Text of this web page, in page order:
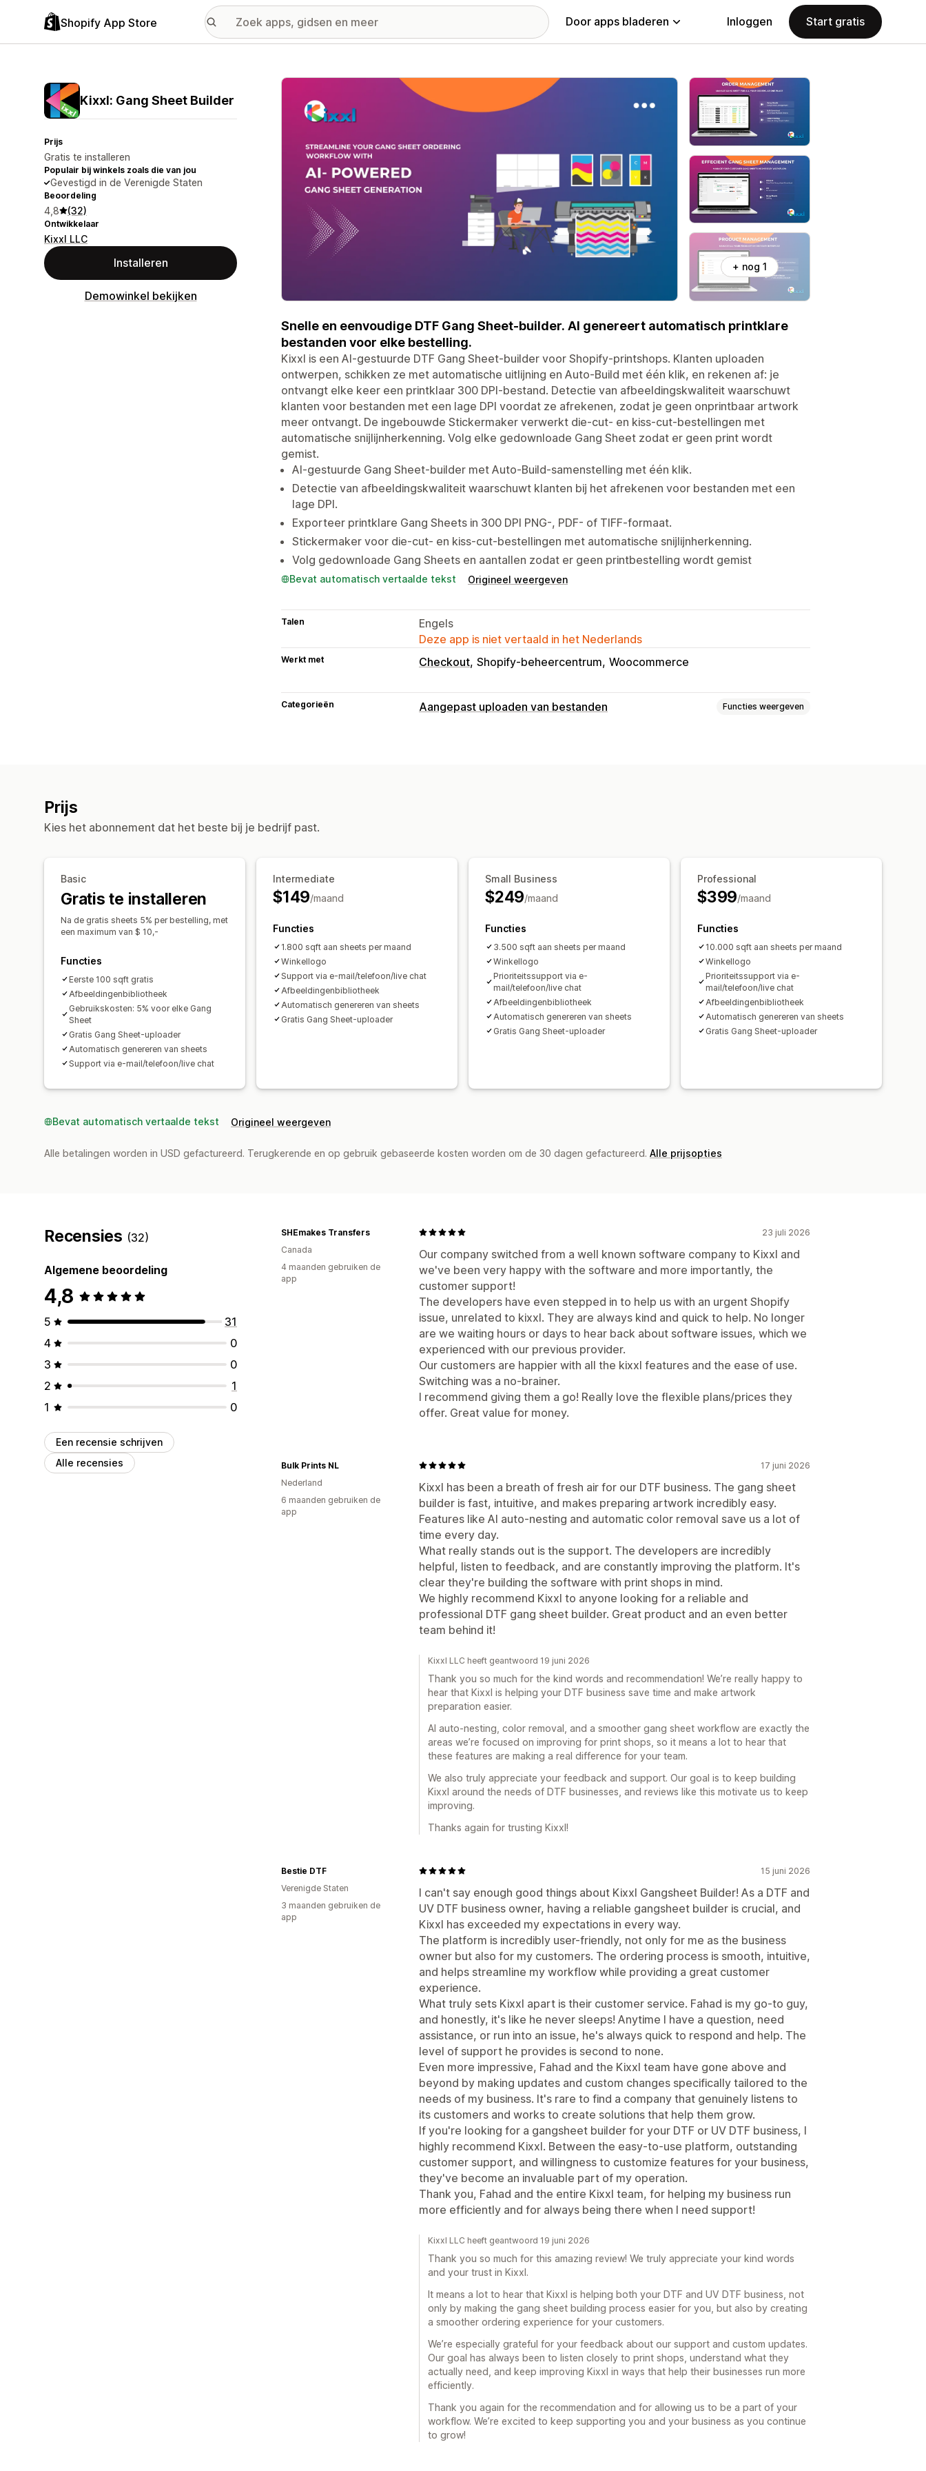
Shopify App Store Door apps bladeren Inloggen Start gratis
Kixxl: Gang Sheet Builder
Prijs
Gratis te installeren
Populair bij winkels zoals die van jou
Gevestigd in de Verenigde Staten
Beoordeling
4,8 (32)
Ontwikkelaar
Kixxl LLC
Installeren
Demowinkel bekijken
Galerij met uitgelichte afbeeldingen
+ nog 1
Snelle en eenvoudige DTF Gang Sheet-builder. AI genereert automatisch printklare
bestanden voor elke bestelling.
Kixxl is een AI-gestuurde DTF Gang Sheet-builder voor Shopify-printshops. Klanten uploaden
ontwerpen, schikken ze met automatische uitlijning en Auto-Build met één klik, en rekenen af: je
ontvangt elke keer een printklaar 300 DPI-bestand. Detectie van afbeeldingskwaliteit waarschuwt
klanten voor bestanden met een lage DPI voordat ze afrekenen, zodat je geen onprintbaar artwork
meer ontvangt. De ingebouwde Stickermaker verwerkt die-cut- en kiss-cut-bestellingen met
automatische snijlijnherkenning. Volg elke gedownloade Gang Sheet zodat er geen print wordt
gemist.
AI-gestuurde Gang Sheet-builder met Auto-Build-samenstelling met één klik.
Detectie van afbeeldingskwaliteit waarschuwt klanten bij het afrekenen voor bestanden met een
lage DPI.
Exporteer printklare Gang Sheets in 300 DPI PNG-, PDF- of TIFF-formaat.
Stickermaker voor die-cut- en kiss-cut-bestellingen met automatische snijlijnherkenning.
Volg gedownloade Gang Sheets en aantallen zodat er geen printbestelling wordt gemist
Bevat automatisch vertaalde tekst Origineel weergeven
Talen
Engels
Deze app is niet vertaald in het Nederlands
Werkt met Checkout Shopify-beheercentrum Woocommerce
Categorieën Aangepast uploaden van bestanden Functies weergeven
Prijs
Kies het abonnement dat het beste bij je bedrijf past.
Basic
Gratis te installeren
Na de gratis sheets 5% per bestelling, met
een maximum van $ 10,-
Functies
Eerste 100 sqft gratis
Afbeeldingenbibliotheek
Gebruikskosten: 5% voor elke Gang
Sheet
Gratis Gang Sheet-uploader
Automatisch genereren van sheets
Support via e-mail/telefoon/live chat
Intermediate
$149/maand
Functies
1.800 sqft aan sheets per maand
Winkellogo
Support via e-mail/telefoon/live chat
Afbeeldingenbibliotheek
Automatisch genereren van sheets
Gratis Gang Sheet-uploader
Small Business
$249/maand
Functies
3.500 sqft aan sheets per maand
Winkellogo
Prioriteitssupport via e-
mail/telefoon/live chat
Afbeeldingenbibliotheek
Automatisch genereren van sheets
Gratis Gang Sheet-uploader
Professional
$399/maand
Functies
10.000 sqft aan sheets per maand
Winkellogo
Prioriteitssupport via e-
mail/telefoon/live chat
Afbeeldingenbibliotheek
Automatisch genereren van sheets
Gratis Gang Sheet-uploader
Bevat automatisch vertaalde tekst Origineel weergeven
Alle betalingen worden in USD gefactureerd. Terugkerende en op gebruik gebaseerde kosten worden om de 30 dagen gefactureerd. Alle prijsopties
Recensies (32)
Algemene beoordeling
4,8
5
31
4
0
3
0
2
1
1
0
Een recensie schrijven
Alle recensies
23 juli 2026
Our company switched from a well known software company to Kixxl and
we've been very happy with the software and more importantly, the
customer support!
The developers have even stepped in to help us with an urgent Shopify
issue, unrelated to kixxl. They are always kind and quick to help. No longer
are we waiting hours or days to hear back about software issues, which we
experienced with our previous provider.
Our customers are happier with all the kixxl features and the ease of use.
Switching was a no-brainer.
I recommend giving them a go! Really love the flexible plans/prices they
offer. Great value for money.
SHEmakes Transfers
Canada
4 maanden gebruiken de
app
17 juni 2026
Kixxl has been a breath of fresh air for our DTF business. The gang sheet
builder is fast, intuitive, and makes preparing artwork incredibly easy.
Features like AI auto-nesting and automatic color removal save us a lot of
time every day.
What really stands out is the support. The developers are incredibly
helpful, listen to feedback, and are constantly improving the platform. It's
clear they're building the software with print shops in mind.
We highly recommend Kixxl to anyone looking for a reliable and
professional DTF gang sheet builder. Great product and an even better
team behind it!
Bulk Prints NL
Nederland
6 maanden gebruiken de
app
Kixxl LLC heeft geantwoord 19 juni 2026
Thank you so much for the kind words and recommendation! We’re really happy to
hear that Kixxl is helping your DTF business save time and make artwork
preparation easier.
AI auto-nesting, color removal, and a smoother gang sheet workflow are exactly the
areas we’re focused on improving for print shops, so it means a lot to hear that
these features are making a real difference for your team.
We also truly appreciate your feedback and support. Our goal is to keep building
Kixxl around the needs of DTF businesses, and reviews like this motivate us to keep
improving.
Thanks again for trusting Kixxl!
15 juni 2026
I can't say enough good things about Kixxl Gangsheet Builder! As a DTF and
UV DTF business owner, having a reliable gangsheet builder is crucial, and
Kixxl has exceeded my expectations in every way.
The platform is incredibly user-friendly, not only for me as the business
owner but also for my customers. The ordering process is smooth, intuitive,
and helps streamline my workflow while providing a great customer
experience.
What truly sets Kixxl apart is their customer service. Fahad is my go-to guy,
and honestly, it's like he never sleeps! Anytime I have a question, need
assistance, or run into an issue, he's always quick to respond and help. The
level of support he provides is second to none.
Even more impressive, Fahad and the Kixxl team have gone above and
beyond by making updates and custom changes specifically tailored to the
needs of my business. It's rare to find a company that genuinely listens to
its customers and works to create solutions that help them grow.
If you're looking for a gangsheet builder for your DTF or UV DTF business, I
highly recommend Kixxl. Between the easy-to-use platform, outstanding
customer support, and willingness to customize features for your business,
they've become an invaluable part of my operation.
Thank you, Fahad and the entire Kixxl team, for helping my business run
more efficiently and for always being there when I need support!
Bestie DTF
Verenigde Staten
3 maanden gebruiken de
app
Kixxl LLC heeft geantwoord 19 juni 2026
Thank you so much for this amazing review! We truly appreciate your kind words
and your trust in Kixxl.
It means a lot to hear that Kixxl is helping both your DTF and UV DTF business, not
only by making the gang sheet building process easier for you, but also by creating
a smoother ordering experience for your customers.
We’re especially grateful for your feedback about our support and custom updates.
Our goal has always been to listen closely to print shops, understand what they
actually need, and keep improving Kixxl in ways that help their businesses run more
efficiently.
Thank you again for the recommendation and for allowing us to be a part of your
workflow. We’re excited to keep supporting you and your business as you continue
to grow!